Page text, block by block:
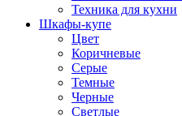
Техника для кухни
Шкафы-купе
Цвет
Коричневые
Серые
Темные
Черные
Светлые